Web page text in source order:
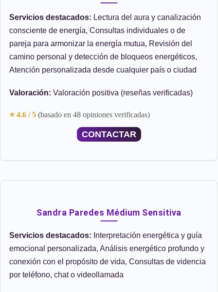
Servicios destacados: Lectura del aura y canalización
consciente de energía, Consultas individuales o de
pareja para armonizar la energía mutua, Revisión del
camino personal y detección de bloqueos energéticos,
Atención personalizada desde cualquier país o ciudad
Valoración: Valoración positiva (reseñas verificadas)
⭐ 4.6 / 5 (basado en 48 opiniones verificadas)
CONTACTAR
Sandra Paredes Médium Sensitiva
Servicios destacados: Interpretación energética y guía
emocional personalizada, Análisis energético profundo y
conexión con el propósito de vida, Consultas de videncia
por teléfono, chat o videollamada